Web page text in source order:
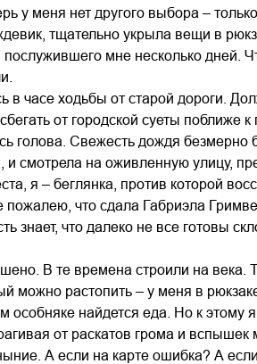
у меня нет другого выбора –
тщательно укрыла вещи в
мне несколько дней.
часе ходьбы от старой дороги.
от городской суеты поближе
голова. Свежесть дождя
и смотрела на оживленную улицу,
я – беглянка, против которой
пожалею, что сдала Габриэла
знает, что далеко не все готовы
В те времена строили на
можно растопить – у меня в
особняке найдется еда. Но к этому
от раскатов грома и вспышек
А если на карте ошибка? А